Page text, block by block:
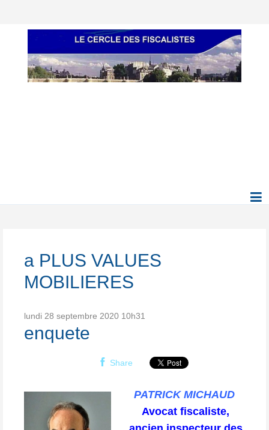
a PLUS VALUES
MOBILIERES
lundi 28 septembre 2020 10h31
enquete
Share
PATRICK MICHAUD
Avocat fiscaliste,